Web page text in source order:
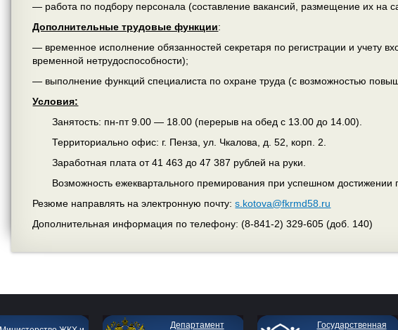
— работа по подбору персонала (составление вакансий, размещение их на
Дополнительные трудовые функции:
— временное исполнение обязанностей секретаря по регистрации и учету
временной нетрудоспособности);
— выполнение функций специалиста по охране труда (с возможностью
Условия:
Занятость: пн-пт 9.00 — 18.00 (перерыв на обед с 13.00 до 14.00).
Территориально офис: г. Пенза, ул. Чкалова, д. 52, корп. 2.
Заработная плата от 41 463 до 47 387 рублей на руки.
Возможность ежеквартального премирования при успешном достижении
Резюме направлять на электронную почту:s.kotova@fkrmd58.ru
Дополнительная информация по телефону: (8-841-2) 329-605 (доб. 140)
Департамент Государственная